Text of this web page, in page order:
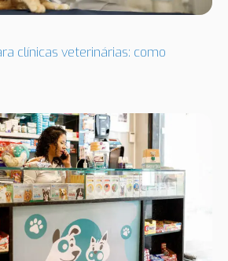
clínicas veterinárias: como